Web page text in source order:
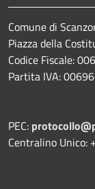
Comune di
Piazza della
Codice Fiscale:
Partita IVA:
PEC:
Centralino Unico: